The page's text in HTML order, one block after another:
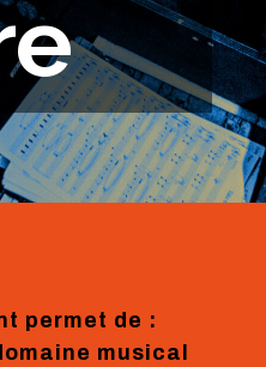
permet de :
musical